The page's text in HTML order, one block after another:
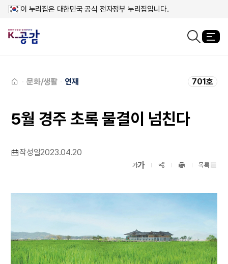
이 누리집은 대한민국 공식 전자정부 누리집입니다.
문화/생활 연재 701호
5월 경주 초록 물결이 넘친다
작성일2023.04.20
가축소보기
가확대보기SNS공유
프린트
목록